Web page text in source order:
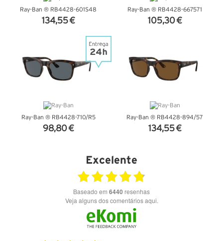
Ray-Ban ® RB4428-601S48
134,55 €
Ray-Ban ® RB4428-667571
105,30 €
Ray-Ban ® RB4428-710/R5
98,80 €
Ray-Ban ® RB4428-894/57
134,55 €
Excelente
Baseado em 6440 resenhas
Veja alguns dos comentários aqui.